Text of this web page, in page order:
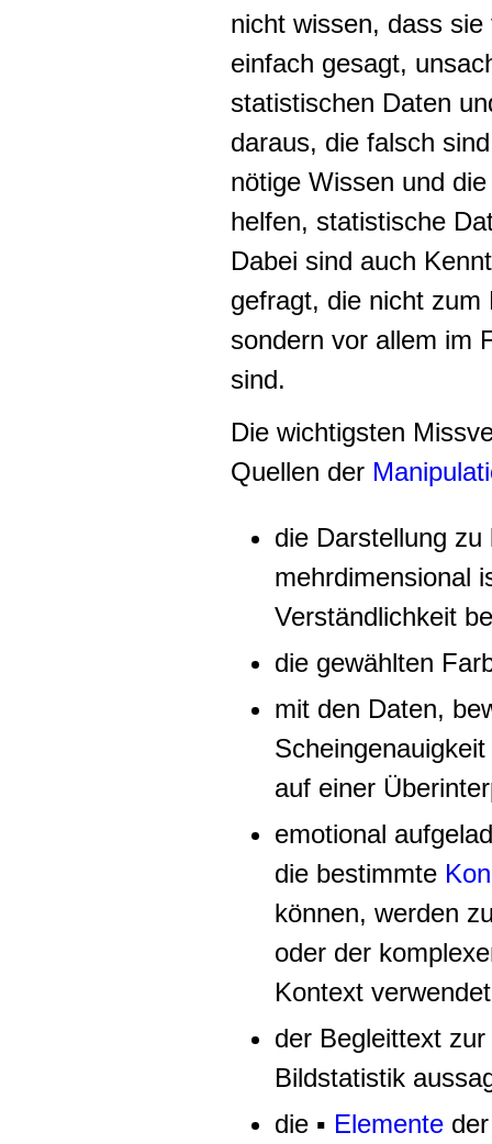
nicht wissen, dass
einfach gesagt,
statistischen Daten
daraus, die falsch
nötige Wissen und
helfen, statistische
Dabei sind auch
gefragt, die nicht
sondern vor allem im
sind.
Die wichtigsten
Quellen der
die Darstellung
mehrdimensional
Verständlichkeit
die gewählten
mit den Daten,
auf einer
emotional
die bestimmte
können, werden
oder der
Kontext verwendet
der Begleittext
Bildstatistik
die ▪ Elemente